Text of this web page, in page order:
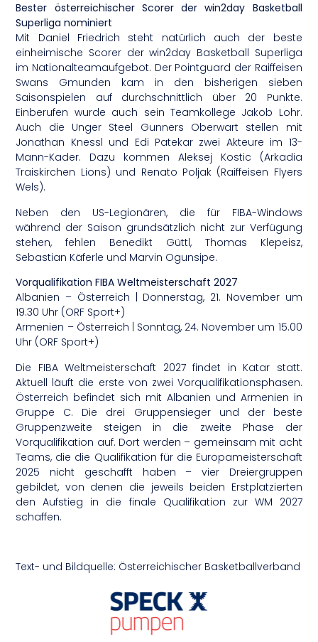
Bester österreichischer Scorer der win2day Basketball
Superliga nominiert
Mit Daniel Friedrich steht natürlich auch der beste
einheimische Scorer der win2day Basketball Superliga
im Nationalteamaufgebot. Der Pointguard der Raiffeisen
Swans Gmunden kam in den bisherigen sieben
Saisonspielen auf durchschnittlich über 20 Punkte.
Einberufen wurde auch sein Teamkollege Jakob Lohr.
Auch die Unger Steel Gunners Oberwart stellen mit
Jonathan Knessl und Edi Patekar zwei Akteure im 13-
Mann-Kader. Dazu kommen Aleksej Kostic (Arkadia
Traiskirchen Lions) und Renato Poljak (Raiffeisen Flyers
Wels).
Neben den US-Legionären, die für FIBA-Windows
während der Saison grundsätzlich nicht zur Verfügung
stehen, fehlen Benedikt Güttl, Thomas Klepeisz,
Sebastian Käferle und Marvin Ogunsipe.
Vorqualifikation FIBA Weltmeisterschaft 2027
Albanien – Österreich | Donnerstag, 21. November um
19.30 Uhr (ORF Sport+)
Armenien – Österreich | Sonntag, 24. November um 15.00
Uhr (ORF Sport+)
Die FIBA Weltmeisterschaft 2027 findet in Katar statt.
Aktuell läuft die erste von zwei Vorqualifikationsphasen.
Österreich befindet sich mit Albanien und Armenien in
Gruppe C. Die drei Gruppensieger und der beste
Gruppenzweite steigen in die zweite Phase der
Vorqualifikation auf. Dort werden – gemeinsam mit acht
Teams, die die Qualifikation für die Europameisterschaft
2025 nicht geschafft haben – vier Dreiergruppen
gebildet, von denen die jeweils beiden Erstplatzierten
den Aufstieg in die finale Qualifikation zur WM 2027
schaffen.
Text- und Bildquelle: Österreichischer Basketballverband